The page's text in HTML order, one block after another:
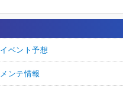
イベント予想
メンテ情報